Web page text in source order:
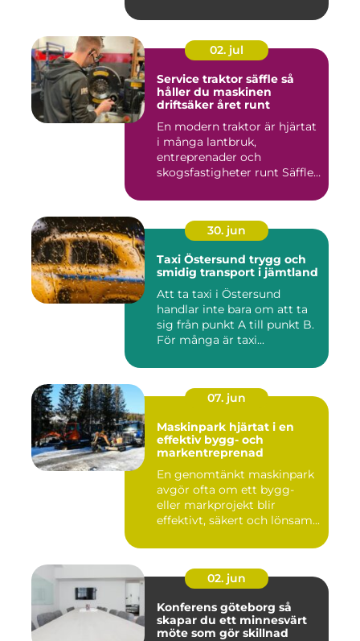
02. jul
Service traktor säffle så
håller du maskinen
driftsäker året runt
En modern traktor är hjärtat
i många lantbruk,
entreprenader och
skogsfastigheter runt Säffle.
30. jun
Taxi Östersund trygg och
smidig transport i jämtland
Att ta taxi i Östersund
handlar inte bara om att ta
sig från punkt A till punkt B.
För många är taxi...
07. jun
Maskinpark hjärtat i en
effektiv bygg- och
markentreprenad
En genomtänkt maskinpark
avgör ofta om ett bygg-
eller markprojekt blir
effektivt, säkert och lönsam...
02. jun
Konferens göteborg så
skapar du ett minnesvärt
möte som gör skillnad